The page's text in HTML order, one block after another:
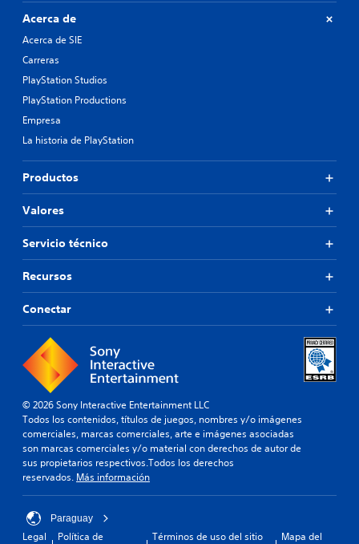
Acerca de
Acerca de SIE
Carreras
PlayStation Studios
PlayStation Productions
Empresa
La historia de PlayStation
Productos
Valores
Servicio técnico
Recursos
Conectar
© 2026 Sony Interactive Entertainment LLC
Todos los contenidos, títulos de juegos, nombres y/o imágenes
comerciales, marcas comerciales, arte e imágenes asociadas
son marcas comerciales y/o material con derechos de autor de
sus propietarios respectivos.Todos los derechos
reservados. Más información
Paraguay
Legal Política de Términos de uso del sitio Mapa del